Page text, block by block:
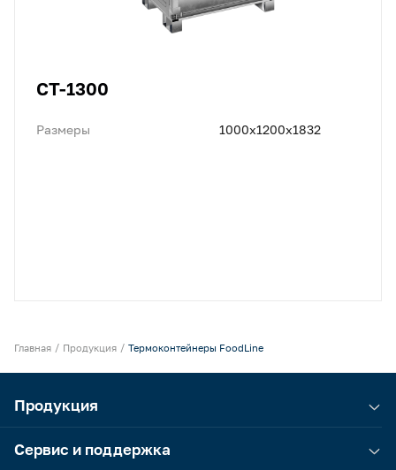
CT-1300
Размеры 1000x1200x1832
Главная Продукция Термоконтейнеры FoodLine
Продукция
Сервис и поддержка